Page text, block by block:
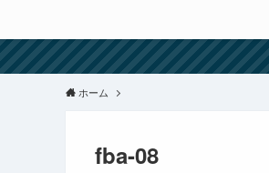
ホーム
fba-08